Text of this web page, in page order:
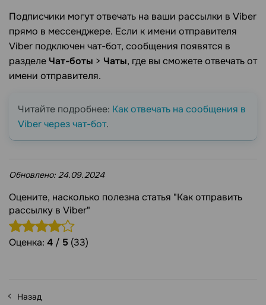
Подписчики могут отвечать на ваши рассылки в Viber
прямо в мессенджере. Если к имени отправителя
Viber подключен чат-бот, сообщения появятся в
разделе Чат-боты > Чаты, где вы сможете отвечать от
имени отправителя.
Читайте подробнее: Как отвечать на сообщения в
Viber через чат-бот.
Обновлено: 24.09.2024
Оцените, насколько полезна статья "Как отправить
рассылку в Viber"
Оценка: 4 / 5 (33)
Назад